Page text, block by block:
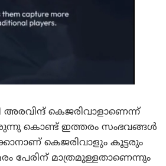
കെജരിവാളാണെന്ന്
കൊണ്ട് ഇത്തരം സംഭവങ്ങൾ
കെജരിവാളും കൂട്ടരും
പേരിന് മാത്രമുള്ളതാണെന്നും